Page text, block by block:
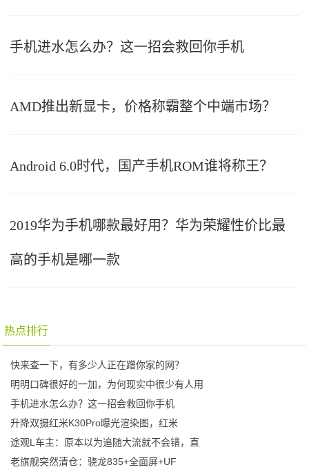
手机进水怎么办？这一招会救回你手机
AMD推出新显卡，价格称霸整个中端市场？
Android 6.0时代，国产手机ROM谁将称王？
2019华为手机哪款最好用？华为荣耀性价比最
高的手机是哪一款
热点排行
快来查一下，有多少人正在蹭你家的网？
明明口碑很好的一加，为何现实中很少有人用
手机进水怎么办？这一招会救回你手机
升降双摄红米K30Pro曝光渲染图，红米
途观L车主：原本以为追随大流就不会错，直
老旗舰突然清仓：骁龙835+全面屏+UF